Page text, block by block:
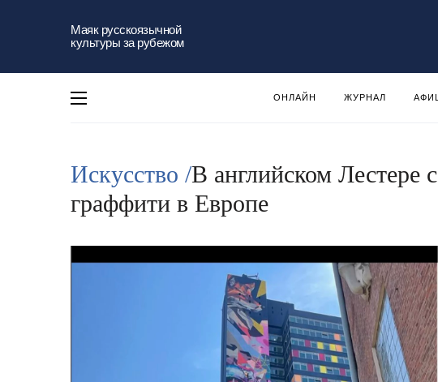
Маяк русскоязычной
культуры за рубежом
ОНЛАЙН ЖУРНАЛ
Искусство /В английском Лестере
граффити в Европе